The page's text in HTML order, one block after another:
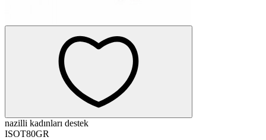
nazilli kadınları destek
ISOT80GR